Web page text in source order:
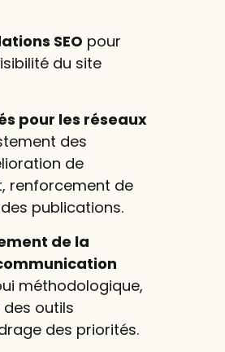
SEO pour
du site
pour les réseaux
des
de
renforcement de
publications.
de la
méthodologique,
outils
des priorités.